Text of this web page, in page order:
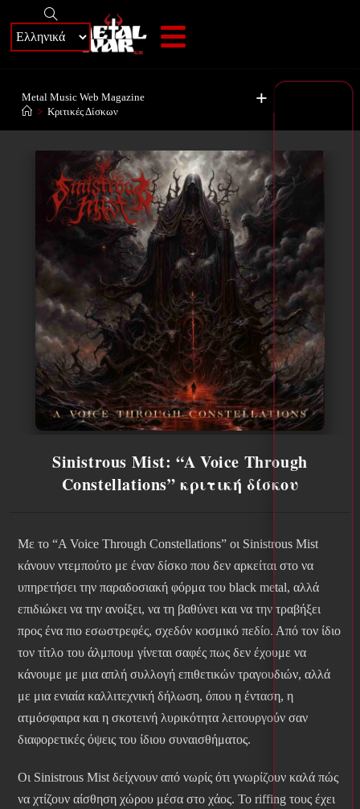
+
Metal Music Web Magazine
> Κριτικές Δίσκων
Sinistrous Mist: “A Voice Through
Constellations” κριτική δίσκου
Με το “A Voice Through Constellations” οι Sinistrous Mist
κάνουν ντεμπούτο με έναν δίσκο που δεν αρκείται στο να
υπηρετήσει την παραδοσιακή φόρμα του black metal, αλλά
επιδιώκει να την ανοίξει, να τη βαθύνει και να την τραβήξει
προς ένα πιο εσωστρεφές, σχεδόν κοσμικό πεδίο. Από τον ίδιο
τον τίτλο του άλμπουμ γίνεται σαφές πως δεν έχουμε να
κάνουμε με μια απλή συλλογή επιθετικών τραγουδιών, αλλά
με μια ενιαία καλλιτεχνική δήλωση, όπου η ένταση, η
ατμόσφαιρα και η σκοτεινή λυρικότητα λειτουργούν σαν
διαφορετικές όψεις του ίδιου συναισθήματος.
Οι Sinistrous Mist δείχνουν από νωρίς ότι γνωρίζουν καλά πώς
να χτίζουν αίσθηση χώρου μέσα στο χάος. Το riffing τους έχει